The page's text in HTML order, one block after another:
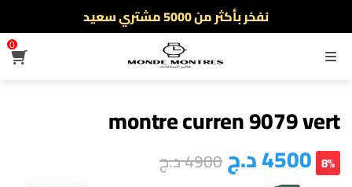
أطلب الآن والدفع فقط عند استلام المنتج
توصيل سريع لجميع الولايات
نفخر بأكثر من 5000 مشتري سعيد
القائمة
0
montre curren 9079 vert
4500د.ج4900د.ج 8%